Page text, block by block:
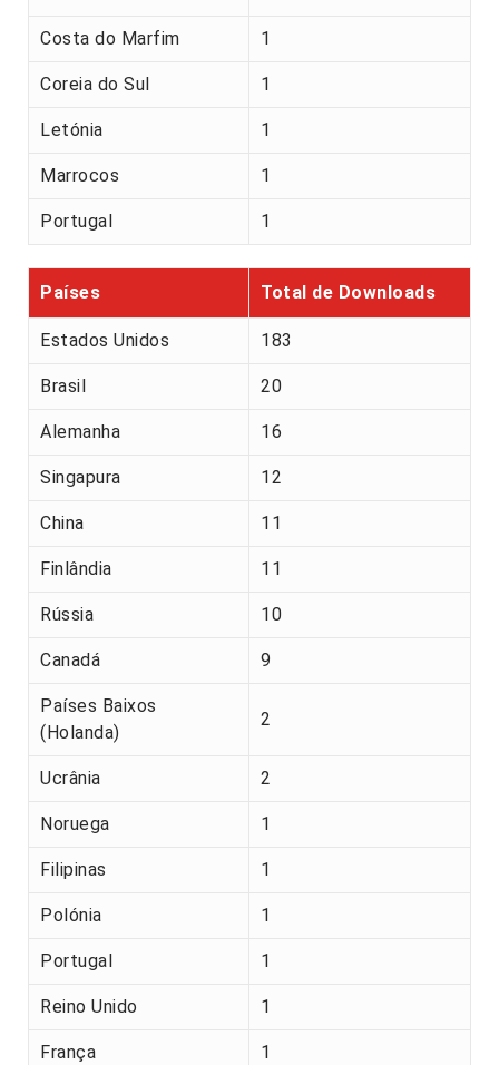
Costa do Marfim 1
Coreia do Sul 1
Letónia 1
Marrocos 1
Portugal 1
Países Total de Downloads
Estados Unidos 183
Brasil 20
Alemanha 16
Singapura 12
China 11
Finlândia 11
Rússia 10
Canadá 9
Países Baixos
(Holanda)
2
Ucrânia 2
Noruega 1
Filipinas 1
Polónia 1
Portugal 1
Reino Unido 1
França 1